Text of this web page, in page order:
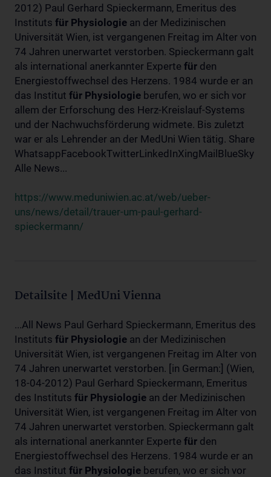
2012) Paul Gerhard Spieckermann, Emeritus des
Instituts für Physiologie an der Medizinischen
Universität Wien, ist vergangenen Freitag im Alter von
74 Jahren unerwartet verstorben. Spieckermann galt
als international anerkannter Experte für den
Energiestoffwechsel des Herzens. 1984 wurde er an
das Institut für Physiologie berufen, wo er sich vor
allem der Erforschung des Herz-Kreislauf-Systems
und der Nachwuchsförderung widmete. Bis zuletzt
war er als Lehrender an der MedUni Wien tätig. Share
WhatsappFacebookTwitterLinkedInXingMailBlueSky
Alle News...
https://www.meduniwien.ac.at/web/ueber-
uns/news/detail/trauer-um-paul-gerhard-
spieckermann/
Detailsite | MedUni Vienna
...All News Paul Gerhard Spieckermann, Emeritus des
Instituts für Physiologie an der Medizinischen
Universität Wien, ist vergangenen Freitag im Alter von
74 Jahren unerwartet verstorben. [in German:] (Wien,
18-04-2012) Paul Gerhard Spieckermann, Emeritus
des Instituts für Physiologie an der Medizinischen
Universität Wien, ist vergangenen Freitag im Alter von
74 Jahren unerwartet verstorben. Spieckermann galt
als international anerkannter Experte für den
Energiestoffwechsel des Herzens. 1984 wurde er an
das Institut für Physiologie berufen, wo er sich vor